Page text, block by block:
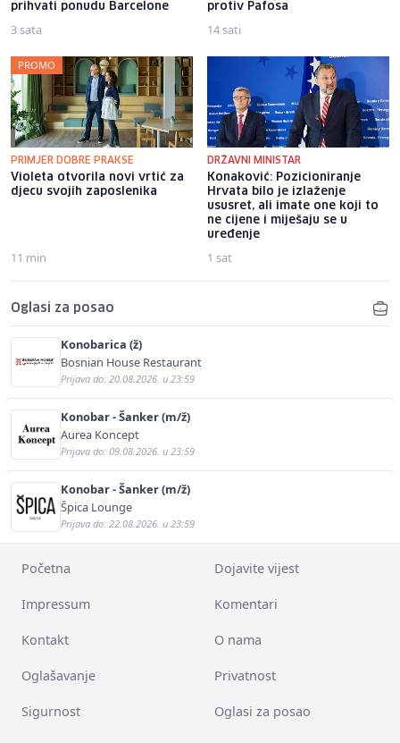
prihvati ponudu Barcelone
3 sata
protiv Pafosa
14 sati
PROMO
PRIMJER DOBRE PRAKSE
Violeta otvorila novi vrtić za
djecu svojih zaposlenika
11 min
DRŽAVNI MINISTAR
Konaković: Pozicioniranje
Hrvata bilo je izlaženje
ususret, ali imate one koji to
ne cijene i miješaju se u
uređenje
1 sat
Oglasi za posao
Konobarica (ž)
Bosnian House Restaurant
Prijava do: 20.08.2026. u 23:59
Konobar - Šanker (m/ž)
Aurea Koncept
Prijava do: 09.08.2026. u 23:59
Konobar - Šanker (m/ž)
Špica Lounge
Prijava do: 22.08.2026. u 23:59
Početna Dojavite vijest
Impressum Komentari
Kontakt O nama
Oglašavanje Privatnost
Sigurnost Oglasi za posao